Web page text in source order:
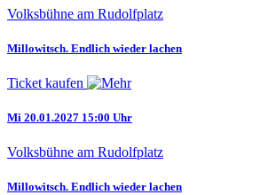
Volksbühne am Rudolfplatz
Millowitsch. Endlich wieder lachen
Ticket kaufen
Mi 20.01.2027 15:00 Uhr
Volksbühne am Rudolfplatz
Millowitsch. Endlich wieder lachen